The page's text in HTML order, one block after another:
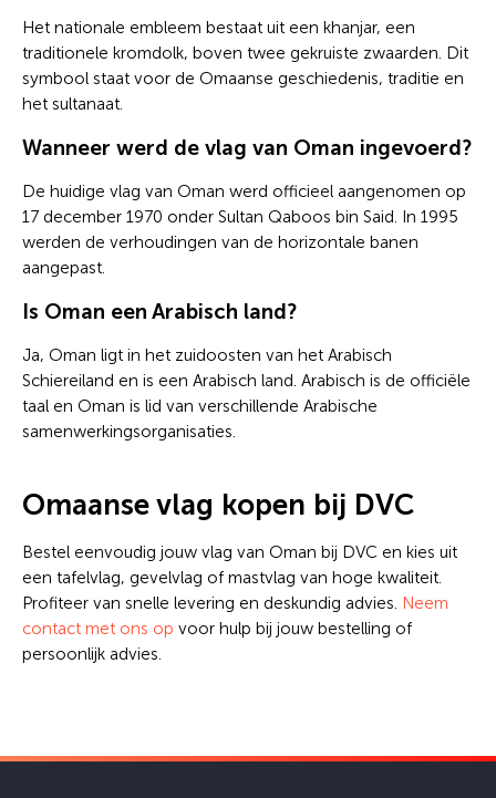
Het nationale embleem bestaat uit een khanjar, een
traditionele kromdolk, boven twee gekruiste zwaarden. Dit
symbool staat voor de Omaanse geschiedenis, traditie en
het sultanaat.
Wanneer werd de vlag van Oman ingevoerd?
De huidige vlag van Oman werd officieel aangenomen op
17 december 1970 onder Sultan Qaboos bin Said. In 1995
werden de verhoudingen van de horizontale banen
aangepast.
Is Oman een Arabisch land?
Ja, Oman ligt in het zuidoosten van het Arabisch
Schiereiland en is een Arabisch land. Arabisch is de officiële
taal en Oman is lid van verschillende Arabische
samenwerkingsorganisaties.
Omaanse vlag kopen bij DVC
Bestel eenvoudig jouw vlag van Oman bij DVC en kies uit
een tafelvlag, gevelvlag of mastvlag van hoge kwaliteit.
Profiteer van snelle levering en deskundig advies. Neem
contact met ons op voor hulp bij jouw bestelling of
persoonlijk advies.